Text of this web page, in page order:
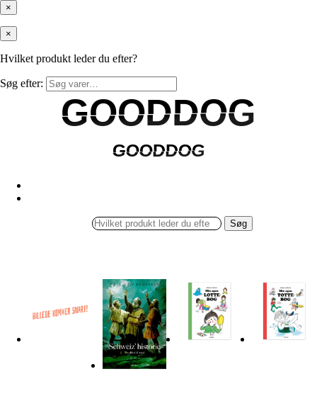
×
×
Hvilket produkt leder du efter?
Søg efter:
GOODDOG
GOODDOG
GOODDOG
GOODDOG
Søg